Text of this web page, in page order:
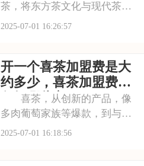
茶，将东方茶文化与现代茶饮
巧妙结合。以“原叶鲜奶茶”为
茶饮市场脱颖而出。不少投资
者被其吸引，以下是开一个霸
王茶姬店大概多少钱，
2025-07-01 16:26:57
开一个喜茶加盟费是大
约多少，喜茶加盟费用
包括哪些方面
喜茶，从创新的产品，像
多肉葡萄家族等爆款，到与知
名品牌跨界联名提升影响力，
2025-07-01 16:18:56